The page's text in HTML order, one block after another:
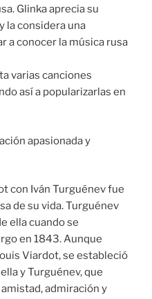
Glinka aprecia su
la considera una
a conocer la música rusa
varias canciones
así a popularizarlas en
apasionada y
con Iván Turguénev fue
de su vida. Turguénev
ella cuando se
en 1843. Aunque
Viardot, se estableció
y Turguénev, que
admiración y